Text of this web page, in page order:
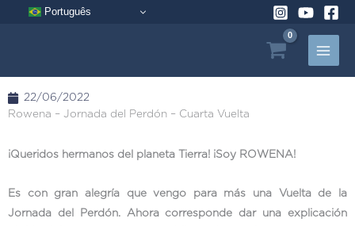
Português
22/06/2022
Rowena – Jornada del Perdón – Cuarta Vuelta
¡Queridos hermanos del planeta Tierra! ¡Soy ROWENA!
Es con gran alegría que vengo para más una Vuelta de la
Jornada del Perdón. Ahora corresponde dar una explicación